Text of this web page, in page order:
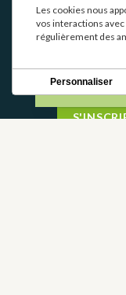
Stay up to date
Les cookies nous
vos interactions
régulièrement des
Personnaliser